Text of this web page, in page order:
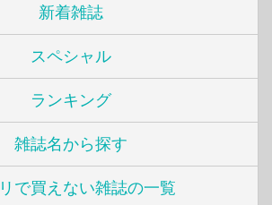
新着雑誌
スペシャル
ランキング
雑誌名から探す
で買えない雑誌の一覧